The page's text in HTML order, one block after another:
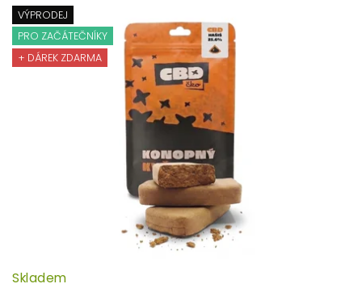
VÝPRODEJ
PRO ZAČÁTEČNÍKY
+ DÁREK ZDARMA
Skladem